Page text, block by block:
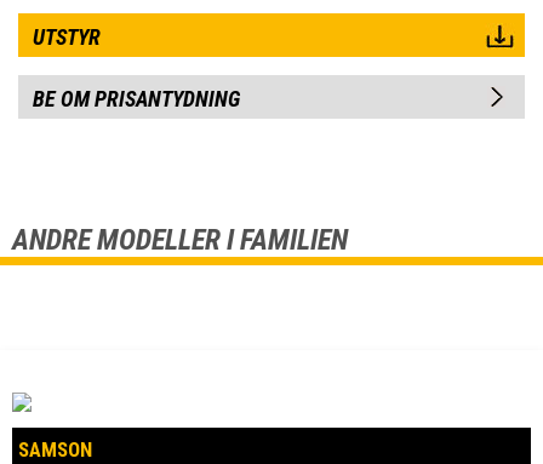
UTSTYR
BE OM PRISANTYDNING
ANDRE MODELLER I FAMILIEN
SAMSON